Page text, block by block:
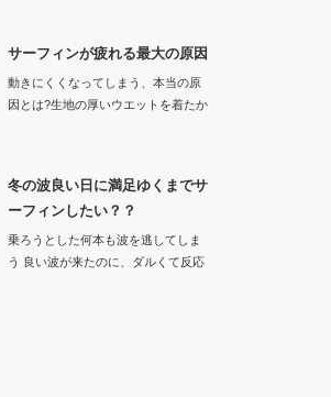
サーフィンが疲れる最大の原因
動きにくくなってしまう、本当の原
因とは?生地の厚いウエットを着たか
冬の波良い日に満足ゆくまでサ
ーフィンしたい？？
乗ろうとした何本も波を逃してしま
う 良い波が来たのに、ダルくて反応